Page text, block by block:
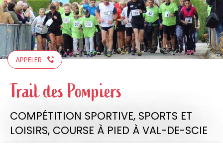
APPELER
Trail des Pompiers
COMPÉTITION SPORTIVE, SPORTS ET
LOISIRS, COURSE À PIED À VAL-DE-SCIE